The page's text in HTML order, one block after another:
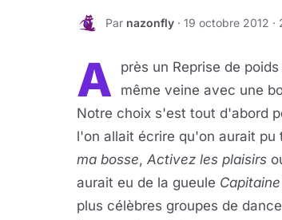
N Par nazonfly · 19 octobre 2012
A près un Reprise de
même veine avec une
Notre choix s'est tout d'abord
l'on allait écrire qu'on aurait pu
ma bosse, Activez les plaisirs
aurait eu de la gueule
plus célèbres groupes de